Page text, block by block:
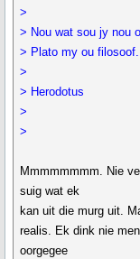
>
> Nou wat sou jy nou
> Plato my ou filosoof.
>
> Herodotus
>
>
Mmmmmmmm. Nie
suig wat ek
kan uit die murg uit.
realis. Ek dink nie
oorgegee